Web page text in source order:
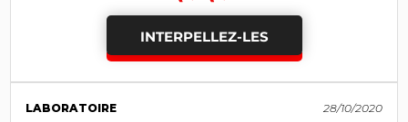
INTERPELLEZ-LES
LABORATOIRE 28/10/2020